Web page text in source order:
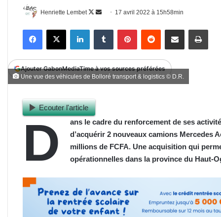
Henriette Lembet
Follow
Envoyer
courriel
17 avril 2022 à 15h58min
FacebookX LinkedinTumblr PinterestReddit Partager par email
Ajouter GabonMediaTime à vos sources préférées
Une vue des véhicules de Bolloré transport & logistics © D.R.
Ecouter l'article
D
ans le cadre du renforcement de ses
d’acquérir 2 nouveaux camions Mercedes
millions de FCFA. Une acquisition qui
opérationnelles dans la province du Haut-